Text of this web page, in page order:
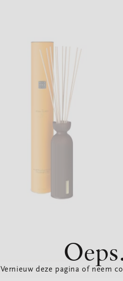
Vernieuw deze pagina of neem